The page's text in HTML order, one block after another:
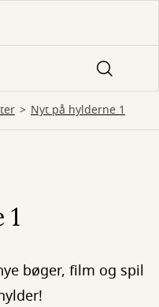
Nyt på hylderne 1
bøger, film og spil